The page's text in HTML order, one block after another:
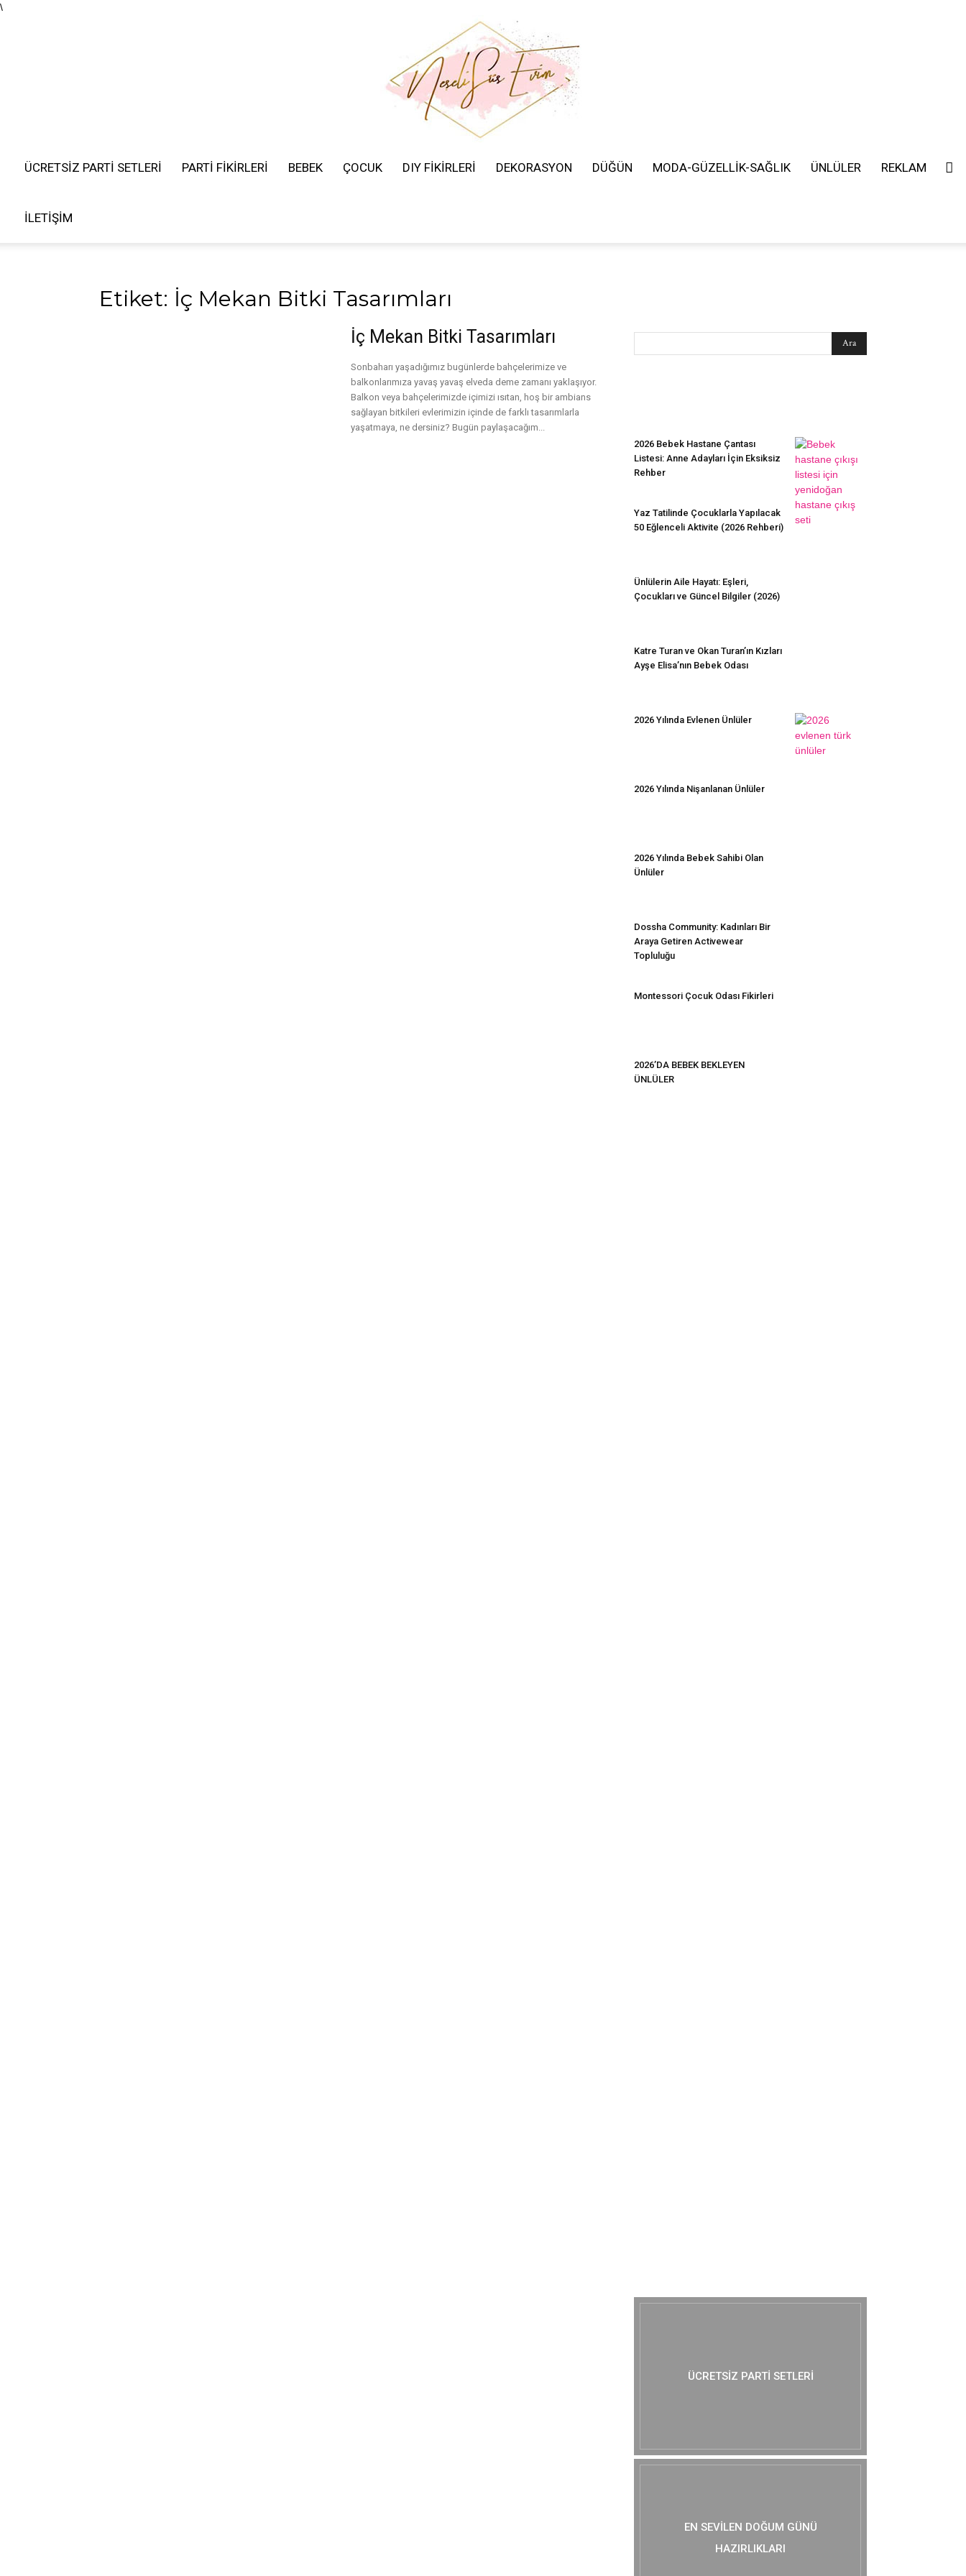
\
ÜCRETSIZ PARTI SETLERI PARTİ FİKİRLERİ BEBEK ÇOCUK DIY FİKİRLERİ DEKORASYON DÜĞÜN MODA-GÜZELLİK-SAĞLIK ÜNLÜLER REKLAM
İLETIŞIM
Etiket: İç Mekan Bitki Tasarımları
İç Mekan Bitki Tasarımları
Sonbaharı yaşadığımız bugünlerde bahçelerimize ve
balkonlarımıza yavaş yavaş elveda deme zamanı yaklaşıyor.
Balkon veya bahçelerimizde içimizi ısıtan, hoş bir ambians
sağlayan bitkileri evlerimizin içinde de farklı tasarımlarla
yaşatmaya, ne dersiniz? Bugün paylaşacağım...
2026 Bebek Hastane Çantası
Listesi: Anne Adayları İçin Eksiksiz
Rehber
Yaz Tatilinde Çocuklarla Yapılacak
50 Eğlenceli Aktivite (2026 Rehberi)
Ünlülerin Aile Hayatı: Eşleri,
Çocukları ve Güncel Bilgiler (2026)
Katre Turan ve Okan Turan’ın Kızları
Ayşe Elisa’nın Bebek Odası
2026 Yılında Evlenen Ünlüler
2026 Yılında Nişanlanan Ünlüler
2026 Yılında Bebek Sahibi Olan
Ünlüler
Dossha Community: Kadınları Bir
Araya Getiren Activewear
Topluluğu
Montessori Çocuk Odası Fikirleri
2026’DA BEBEK BEKLEYEN
ÜNLÜLER
ÜCRETSIZ PARTI SETLERI
EN SEVILEN DOĞUM GÜNÜ
HAZIRLIKLARI